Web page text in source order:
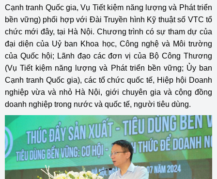
Cạnh tranh Quốc gia, Vụ Tiết kiệm năng lượng và Phát triển
bền vững) phối hợp với Đài Truyền hình Kỹ thuật số VTC tổ
chức mới đây, tại Hà Nội. Chương trình có sự tham dự của
đại diện của Uỷ ban Khoa học, Công nghệ và Môi trường
của Quốc hội; Lãnh đạo các đơn vị của Bộ Công Thương
(Vụ Tiết kiệm năng lượng và Phát triển bền vững; Ủy ban
Cạnh tranh Quốc gia), các tổ chức quốc tế, Hiệp hội Doanh
nghiệp vừa và nhỏ Hà Nội, giới chuyên gia và cộng đồng
doanh nghiệp trong nước và quốc tế, người tiêu dùng.